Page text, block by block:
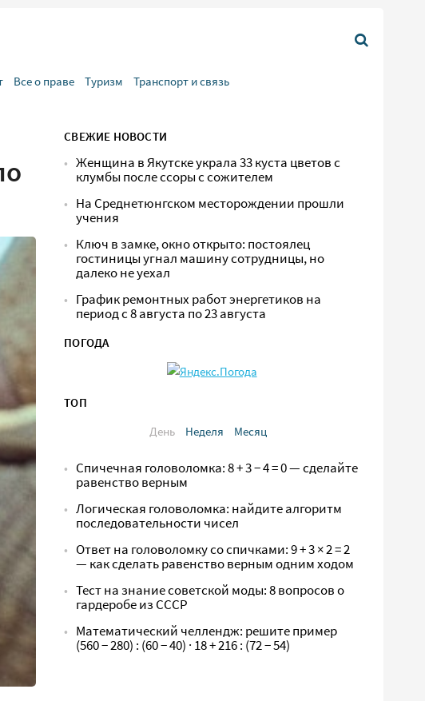
Все о праве Туризм Транспорт и связь
СВЕЖИЕ НОВОСТИ
Женщина в Якутске украла 33 куста цветов с
клумбы после ссоры с сожителем
На Среднетюнгском месторождении прошли
учения
Ключ в замке, окно открыто: постоялец
гостиницы угнал машину сотрудницы, но
далеко не уехал
График ремонтных работ энергетиков на
период с 8 августа по 23 августа
ПОГОДА
ТОП
День
Неделя Месяц
Спичечная головоломка: 8 + 3 − 4 = 0 — сделайте
равенство верным
Логическая головоломка: найдите алгоритм
последовательности чисел
Ответ на головоломку со спичками: 9 + 3 × 2 = 2
— как сделать равенство верным одним ходом
Тест на знание советской моды: 8 вопросов о
гардеробе из СССР
Математический челлендж: решите пример
(560 − 280) : (60 − 40) · 18 + 216 : (72 − 54)